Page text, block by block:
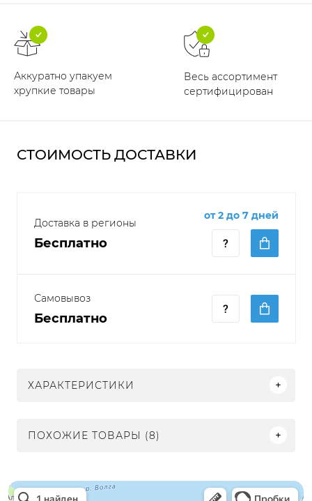
Аккуратно упакуем
хрупкие товары
Весь ассортимент
сертифицирован
СТОИМОСТЬ ДОСТАВКИ
Доставка в регионы
Бесплатно
от 2 до 7 дней
Самовывоз
Бесплатно
ХАРАКТЕРИСТИКИ
ПОХОЖИЕ ТОВАРЫ (8)
Электрон
Светильники в Нижнем Новгороде